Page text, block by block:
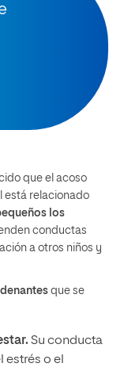
que el acoso
está relacionado
los
conductas
a otros niños y
que se
Su conducta
o el